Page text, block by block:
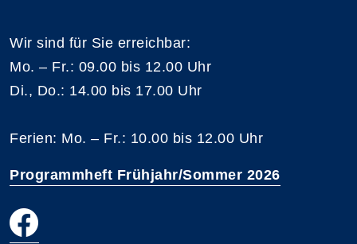
Wir sind für Sie erreichbar:
Mo. – Fr.: 09.00 bis 12.00 Uhr
Di., Do.: 14.00 bis 17.00 Uhr
Ferien: Mo. – Fr.: 10.00 bis 12.00 Uhr
Programmheft Frühjahr/Sommer 2026